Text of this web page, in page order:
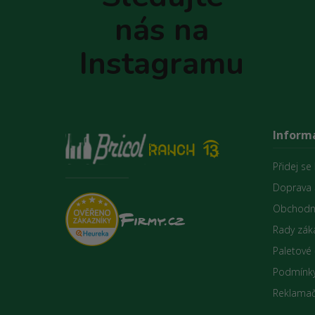
nás na
Instagramu
Přidej se
Doprava
Rady